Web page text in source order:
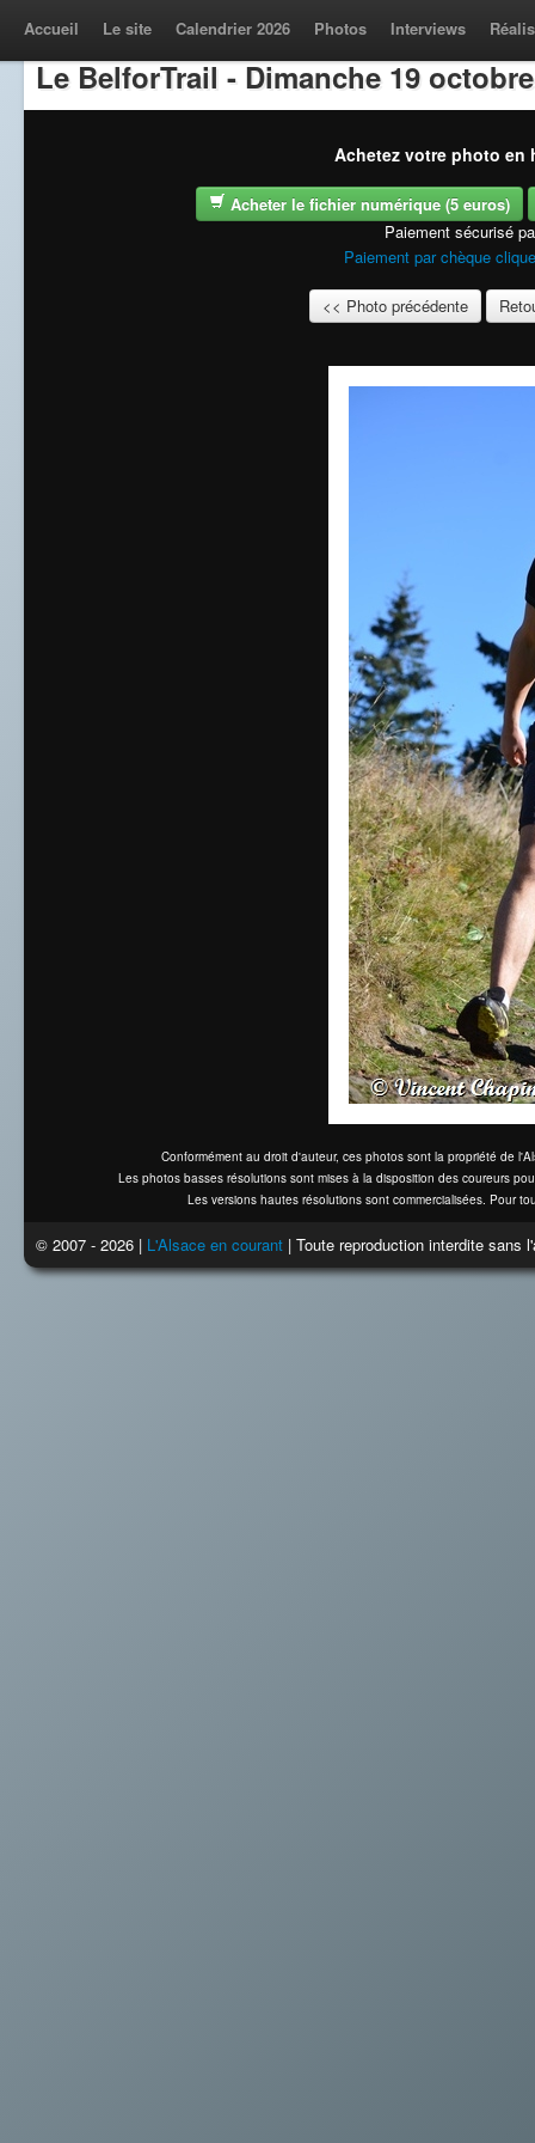
Accueil Le site Calendrier 2026 Photos Interviews
Le BelforTrail - Dimanche 19
Achetez votre photo en
Acheter le fichier numérique (5 euros)
Paiement sécurisé
Paiement par chèque
<< Photo précédente
Conformément au droit d'auteur, ces photos sont la propriété de
Les photos basses résolutions sont mises à la disposition des coureurs
Les versions hautes résolutions sont commercialisées. Pour
© 2007 - 2026 | L'Alsace en courant | Toute reproduction interdite sans